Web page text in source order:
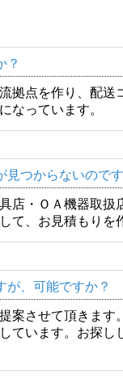
？
拠点を作り、配
なっています。
見つからないので
店・ＯＡ機器取
て、お見積もりを
が、可能ですか？
案させて頂きま
ています。お探